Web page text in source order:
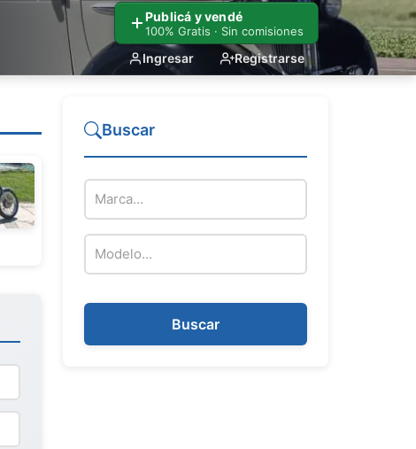
Publicá y vendé
100% Gratis · Sin comisiones
Ingresar Registrarse
Buscar
Buscar